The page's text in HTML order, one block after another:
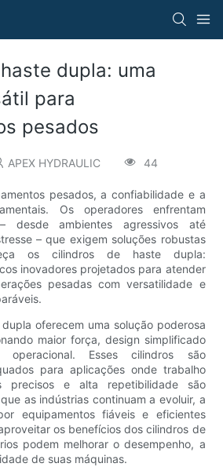
dupla: uma
para
pesados
APEX HYDRAULIC 44
pesados, a confiabilidade e a
Os operadores enfrentam
desde ambientes agressivos até
– que exigem soluções robustas
os cilindros de haste dupla:
inovadores projetados para atender
pesadas com versatilidade e
oferecem uma solução poderosa
maior força, design simplificado
Esses cilindros são
para aplicações onde trabalho
precisos e alta repetibilidade são
as indústrias continuam a evoluir, a
equipamentos fiáveis ​​e eficientes
os benefícios dos cilindros de
podem melhorar o desempenho, a
de suas máquinas.